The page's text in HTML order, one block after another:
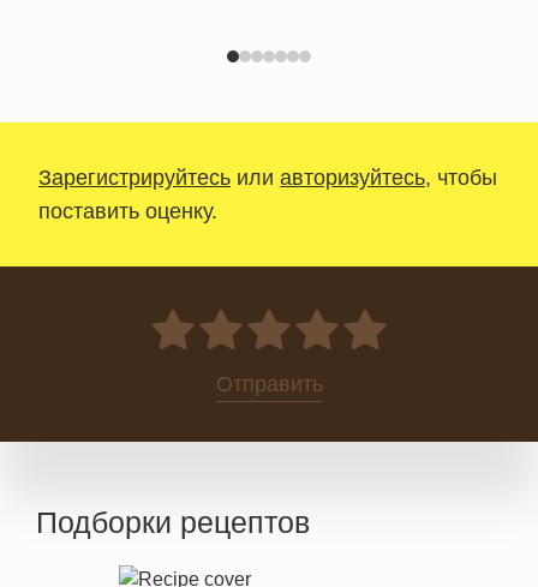
Зарегистрируйтесь или авторизуйтесь, чтобы
поставить оценку.
0
Отправить
Подборки рецептов